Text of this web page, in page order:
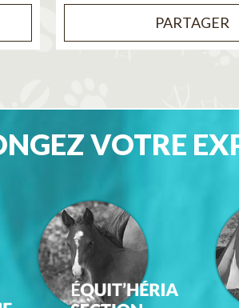
PARTAGER
VOTRE